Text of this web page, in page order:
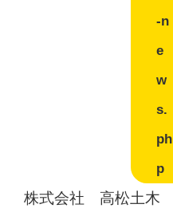
-n
e
w
s.
ph
p
株式会社 高松土木